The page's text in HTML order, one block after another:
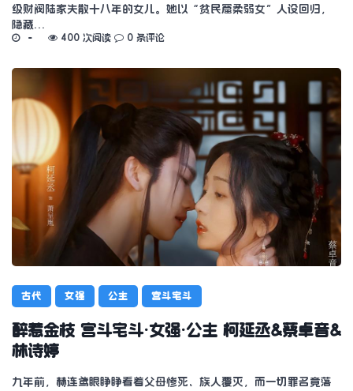
级财阀陆家失散十八年的女儿。她以“贫民窟柔弱女”人设回归，
隐藏…
400 次阅读 0 条评论
古代 女强 公主 宫斗宅斗
醉惹金枝 宫斗宅斗·女强·公主 柯延丞&蔡卓音&
林诗婷
九年前，赫连鸢眼睁睁看着父母惨死、族人覆灭，而一切罪名竟落